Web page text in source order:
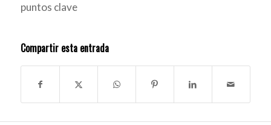
puntos clave
Compartir esta entrada